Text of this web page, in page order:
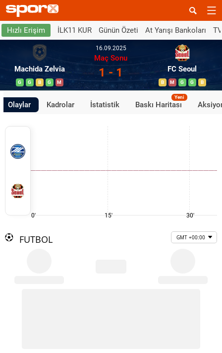
Hızlı Erişim İLK11 KUR Günün Özeti At Yarışı Bankoları
Machida Zelvia
G G B G M
16.09.2025
Maç Sonu
1 - 1 FC Seoul
B M G G B
Olaylar Kadrolar İstatistik Baskı Haritası
Yeni
0' 15' 30'
FUTBOL GMT +00:00